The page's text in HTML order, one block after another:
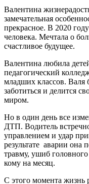
Валентина
замечательная
прекрасное. В 2020
человека. Мечтала о
счастливое будущее.
Валентина любила
педагогический
младших классов. Валя
заботиться и делится
миром.
Но в один день все
ДТП. Водитель
управлением и удар
результате аварии она
травму, ушиб
кому на месяц.
С этого момента жизнь